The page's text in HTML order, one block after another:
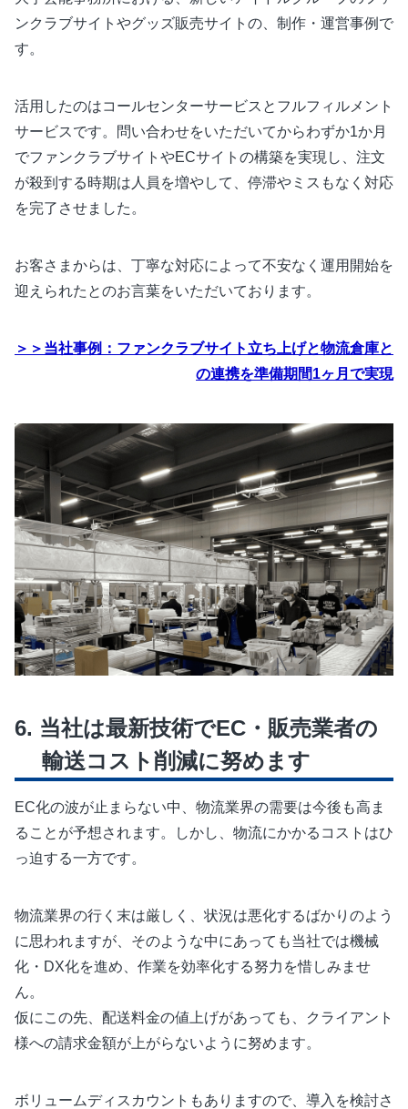
ンクラブサイトやグッズ販売サイトの、制作・運営事例で
す。
活用したのはコールセンターサービスとフルフィルメント
サービスです。問い合わせをいただいてからわずか1か月
でファンクラブサイトやECサイトの構築を実現し、注文
が殺到する時期は人員を増やして、停滞やミスもなく対応
を完了させました。
お客さまからは、丁寧な対応によって不安なく運用開始を
迎えられたとのお言葉をいただいております。
＞＞当社事例：ファンクラブサイト立ち上げと物流倉庫と
の連携を準備期間1ヶ月で実現
当社は最新技術でEC・販売業者の
輸送コスト削減に努めます
EC化の波が止まらない中、物流業界の需要は今後も高ま
ることが予想されます。しかし、物流にかかるコストはひ
っ迫する一方です。
物流業界の行く末は厳しく、状況は悪化するばかりのよう
に思われますが、そのような中にあっても当社では機械
化・DX化を進め、作業を効率化する努力を惜しみませ
ん。
仮にこの先、配送料金の値上げがあっても、クライアント
様への請求金額が上がらないように努めます。
ボリュームディスカウントもありますので、導入を検討さ